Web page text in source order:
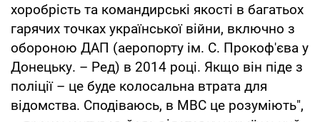
хоробрість та командирські якості в багатьох
гарячих точках української війни, включно з
обороною ДАП (аеропорту ім. С. Прокоф'єва у
Донецьку. – Ред) в 2014 році. Якщо він піде з
поліції – це буде колосальна втрата для
відомства. Сподіваюсь, в МВС це розуміють",